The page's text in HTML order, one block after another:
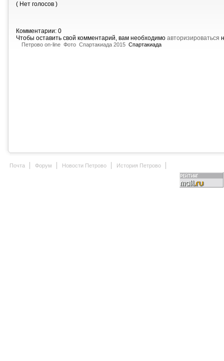
( Нет голосов )
Комментарии: 0
Чтобы оставить свой комментарий, вам необходимо авторизироваться
Петрово on-line Фото Спартакиада 2015 Спартакиада
Почта Форум Новости Петрово История Петрово